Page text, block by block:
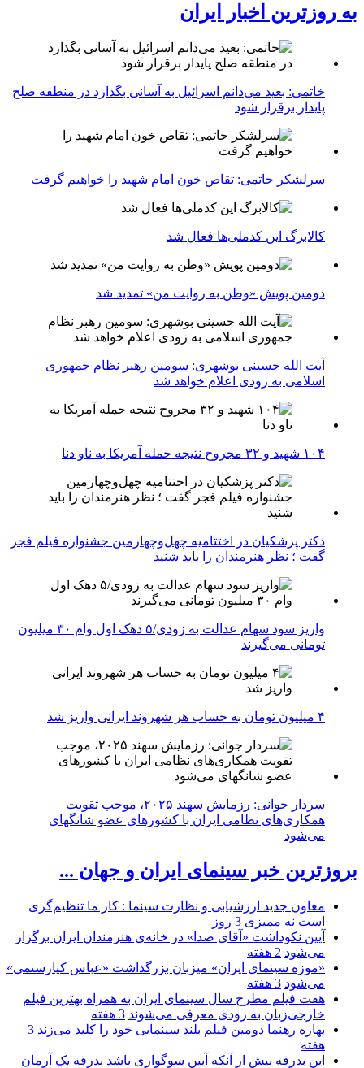
به روزترین اخبار ایران
خاتمی: بعید می‌دانم اسرائیل به آسانی بگذارد در منطقه صلح
پایدار برقرار شود
سرلشکر حاتمی: تقاص خون امام شهید را خواهیم گرفت
کالابرگ این کدملی‌ها فعال شد
دومین پویش «وطن به روایت من» تمدید شد
آیت الله حسینی بوشهری: سومین رهبر نظام جمهوری
اسلامی به زودی اعلام خواهد شد
۱۰۴ شهید و ۳۲ مجروح نتیجه حمله آمریکا به ناو دنا
دکتر پزشکیان در اختتامیه چهل‌وچهارمین جشنواره فیلم فجر
گفت ؛ نظر هنرمندان را باید شنید
واریز سود سهام عدالت به زودی/۵ دهک اول وام ۳۰ میلیون
تومانی می‌گیرند
۴ میلیون تومان به حساب هر شهروند ایرانی واریز شد
سردار جوانی: رزمایش سهند ۲۰۲۵، موجب تقویت
همکاری‌های نظامی ایران با کشور‌های عضو شانگهای
می‌شود
بروزترین خبر سینمای ایران و جهان ...
معاون جدید ارزشیابی و نظارت سینما : کار ما تنظیم‌گری
است نه ممیزی 3 روز
آیین نکوداشت «آقای صدا» در خانه‌ی هنرمندان ایران برگزار
می‌شود 2 هفته
«موزه سینمای ایران» میزبان بزرگداشت «عباس کیارستمی»
می‌شود 3 هفته
هفت فیلم مطرح سال سینمای ایران به همراه بهترین فیلم
خارجی‌زبان به زودی معرفی می‌شوند 3 هفته
بهاره رهنما دومین فیلم بلند سینمایی خود را کلید می‌زند 3
هفته
این بدرقه بیش از آنکه آیین سوگواری باشد بدرقه یک آرمان